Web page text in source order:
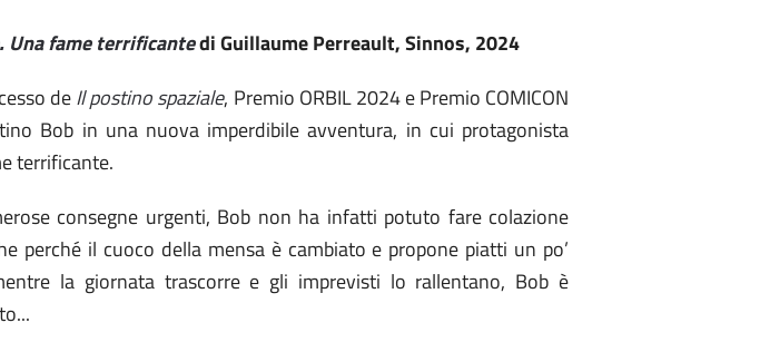
Una fame terrificantedi Guillaume Perreault, Sinnos, 2024
deIl postino spaziale, Premio ORBIL 2024 e Premio COMICON
Bob in una nuova imperdibile avventura, in cui protagonista
terrificante.
consegne urgenti, Bob non ha infatti potuto fare colazione
perché il cuoco della mensa è cambiato e propone piatti un po’
la giornata trascorre e gli imprevisti lo rallentano, Bob è